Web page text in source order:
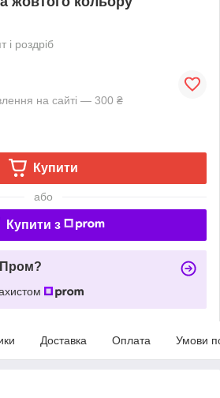
і роздріб
на сайті — 300 ₴
Купити
або
Купити з
Пром?
Доставка Оплата Умови